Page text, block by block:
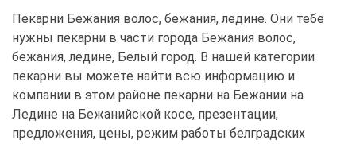
Пекарни Бежания волос, бежания, ледине. Они тебе
нужны пекарни в части города Бежания волос,
бежания, ледине, Белый город. В нашей категории
пекарни вы можете найти всю информацию и
компании в этом районе пекарни на Бежании на
Ледине на Бежанийской косе, презентации,
предложения, цены, режим работы белградских